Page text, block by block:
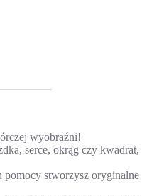
wyobraźni!
serce, okrąg czy kwadrat,
stworzysz oryginalne